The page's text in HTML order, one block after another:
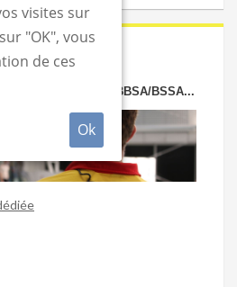
UN JOB BBSA/BSSA...
visites sur
"OK", vous
de ces
Ok